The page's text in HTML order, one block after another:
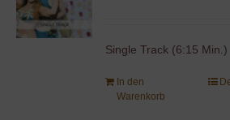
Single Track (6:15 Min.)
In den
Warenkorb